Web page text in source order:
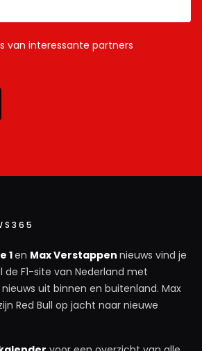
van interessante partners
1en Max Verstappen nieuws vind je
de F1-site van Nederland met
uit binnen en buitenland. Max
Red Bull op jacht naar nieuwe